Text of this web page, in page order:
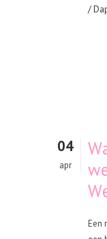
/
04
apr
Een